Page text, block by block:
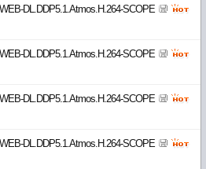
DL.DDP5.1.Atmos.H.264-SCOPE
DL.DDP5.1.Atmos.H.264-SCOPE
DL.DDP5.1.Atmos.H.264-SCOPE
DL.DDP5.1.Atmos.H.264-SCOPE